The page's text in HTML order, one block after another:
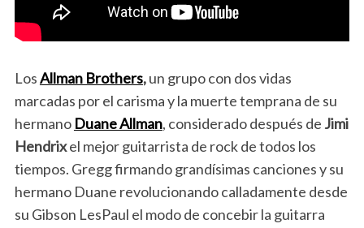
LosAllman Brothers,un grupo con dos vidas
marcadas por el carisma y la muerte temprana de su
hermano Duane Allman, considerado después de Jimi
Hendrixel mejor guitarrista de rock de todos los
tiempos. Gregg firmando grandísimas canciones y su
hermano Duane revolucionando calladamente desde
su Gibson LesPaul el modo de concebir la guitarra